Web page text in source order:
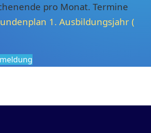
pro Monat. Termine
1. Ausbildungsjahr (